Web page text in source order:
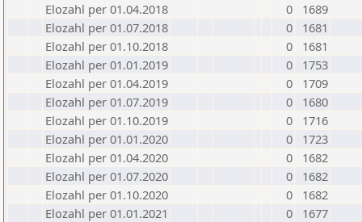
Elozahl per 01.04.2018
0
1689
Elozahl per 01.07.2018
0
1681
Elozahl per 01.10.2018
0
1681
Elozahl per 01.01.2019
0
1753
Elozahl per 01.04.2019
0
1709
Elozahl per 01.07.2019
0
1680
Elozahl per 01.10.2019
0
1716
Elozahl per 01.01.2020
0
1723
Elozahl per 01.04.2020
0
1682
Elozahl per 01.07.2020
0
1682
Elozahl per 01.10.2020
0
1682
Elozahl per 01.01.2021
0
1677